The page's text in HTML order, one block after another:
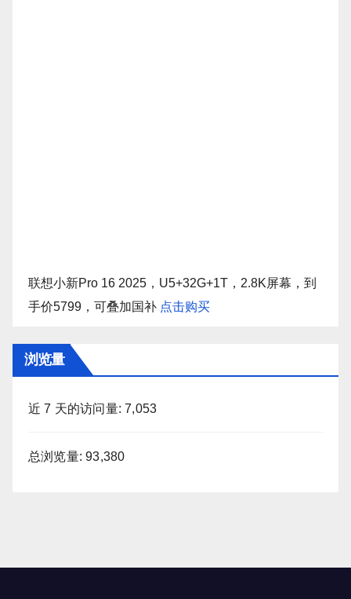
联想小新Pro 16 2025，U5+32G+1T，2.8K屏幕，到
手价5799，可叠加国补 点击购买
浏览量
近 7 天的访问量:7,053
总浏览量:93,380